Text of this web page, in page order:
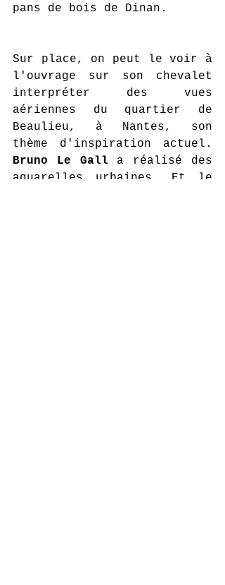
pans de bois de Dinan.
Sur place, on peut le voir à
l'ouvrage sur son chevalet
interpréter des vues
aériennes du quartier de
Beaulieu, à Nantes, son
Bruno Le Gall a réalisé des
aquarelles urbaines. Et le